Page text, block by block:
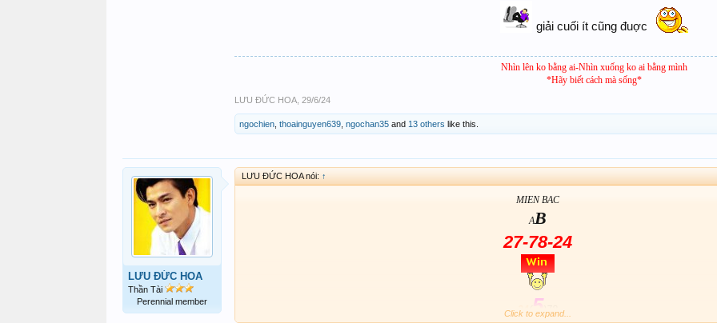
giải cuối ít cũng đuợc
Nhìn lên ko bằng ai-Nhìn xuống ko ai bằng mình
*Hãy biết cách mà sống*
LƯU ĐỨC HOA, 29/6/24
ngochien, thoainguyen639, ngochan35 and 13 others like this.
LƯU ĐỨC HOA
Thần Tài
Perennial member
LƯU ĐỨC HOA nói: ↑
MIEN BAC
AB
27-78-24
24( 5)78
Click to expand...